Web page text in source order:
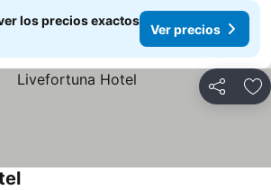
los precios exactos
Ver precios
Compartir